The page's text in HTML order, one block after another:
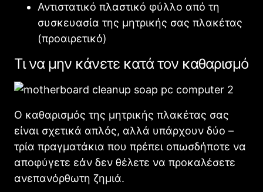
Αντιστατικό πλαστικό φύλλο από τη
συσκευασία της μητρικής σας πλακέτας
(προαιρετικό)
Τι να μην κάνετε κατά τον καθαρισμό
Ο καθαρισμός της μητρικής πλακέτας σας
είναι σχετικά απλός, αλλά υπάρχουν δύο –
τρία πραγματάκια που πρέπει οπωσδήποτε να
αποφύγετε εάν δεν θέλετε να προκαλέσετε
ανεπανόρθωτη ζημιά.